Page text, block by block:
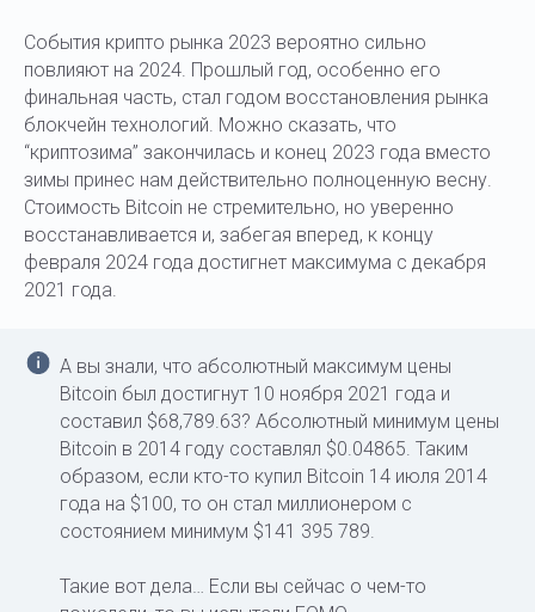
События крипто рынка 2023 вероятно сильно
повлияют на 2024. Прошлый год, особенно его
финальная часть, стал годом восстановления рынка
блокчейн технологий. Можно сказать, что
“криптозима” закончилась и конец 2023 года вместо
зимы принес нам действительно полноценную весну.
Стоимость Bitcoin не стремительно, но уверенно
восстанавливается и, забегая вперед, к концу
февраля 2024 года достигнет максимума с декабря
2021 года.
А вы знали, что абсолютный максимум цены
Bitcoin был достигнут 10 ноября 2021 года и
составил $68,789.63? Абсолютный минимум цены
Bitcoin в 2014 году составлял $0.04865. Таким
образом, если кто-то купил Bitcoin 14 июля 2014
года на $100, то он стал миллионером с
состоянием минимум $141 395 789.
Такие вот дела… Если вы сейчас о чем-то